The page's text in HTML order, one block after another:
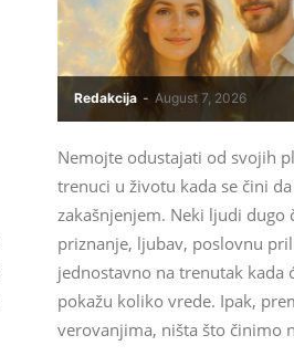
Redakcija - August 7, 2026
Nemojte odustajati od svojih
trenuci u životu kada se čini
zakašnjenjem. Neki ljudi dugo
priznanje, ljubav, poslovnu
jednostavno na trenutak kada
pokažu koliko vrede. Ipak,
verovanjima, ništa što činimo